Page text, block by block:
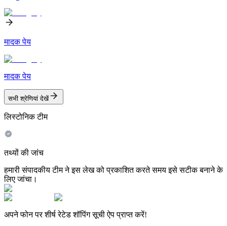
मादक पेय
मादक पेय
सभी श्रेणियां देखें
लिस्टोनिक टीम
तथ्यों की जांच
हमारी संपादकीय टीम ने इस लेख को प्रकाशित करते समय इसे सटीक बनाने के
लिए जांचा।
अपने फोन पर शीर्ष रेटेड शॉपिंग सूची ऐप प्राप्त करें!